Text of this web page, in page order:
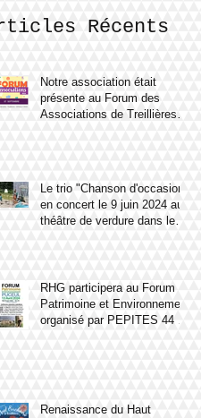
Récents
Notre association était
présente au Forum des
Associations de Treillières le
Le trio "Chanson d'occasion"
en concert le 9 juin 2024 au
théâtre de verdure dans le
RHG participera au Forum
Patrimoine et Environnement
organisé par PEPITES 44 le
Renaissance du Haut